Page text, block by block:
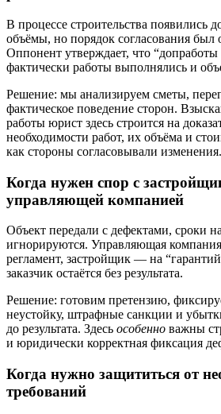
В процессе строительства появились
объёмы, но порядок согласования был
Оппонент утверждает, что “допработы
фактически работы выполнялись и
Решение: мы анализируем сметы,
фактическое поведение сторон.
работы юрист здесь строится на
необходимости работ, их объёма и
как стороны согласовывали изменения.
Когда нужен спор с
управляющей компанией
Объект передали с дефектами, сроки
игнорируются. Управляющая
регламент, застройщик — на
заказчик остаётся без результата.
Решение: готовим претензию,
неустойку, штрафные санкции и
до результата. Здесь особенно важны
и юридически корректная фиксация
Когда нужно защититься от
требований